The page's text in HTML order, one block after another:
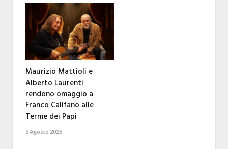
Maurizio Mattioli e
Alberto Laurenti
rendono omaggio a
Franco Califano alle
Terme dei Papi
5 Agosto 2026